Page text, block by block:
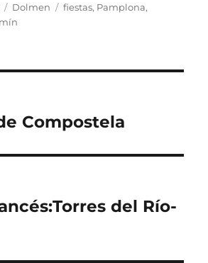
Categorías
Dolmen Etiquetas
fiestas, Pamplona,
Compostela
del Río-